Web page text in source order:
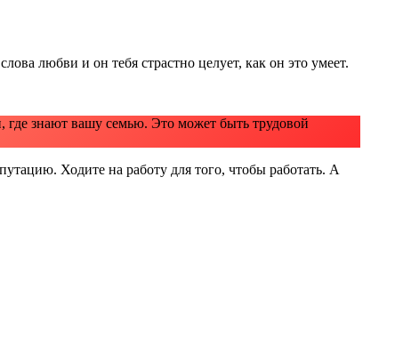
любви и он тебя страстно целует, как он это умеет.
где знают вашу семью. Это может быть трудовой
Ходите на работу для того, чтобы работать. А